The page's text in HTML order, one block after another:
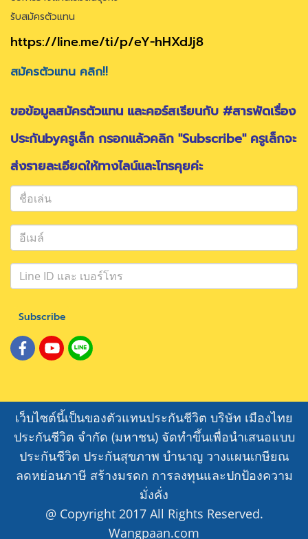
รับสมัครตัวแทน
https://line.me/ti/p/eY-hHXdJj8
สมัครตัวแทน คลิก!!
ขอข้อมูลสมัครตัวแทน และคอร์สเรียนกับ #สารพัดเรื่อง
ประกันbyครูเล็ก กรอกแล้วคลิก "Subscribe" ครูเล็กจะ
ส่งรายละเอียดให้ทางไลน์และโทรคุยค่ะ
Subscribe
เว็บไซต์นี้เป็นของตัวแทนประกันชีวิต บริษัท เมืองไทย
ประกันชีวิต จำกัด (มหาชน) จัดทำขึ้นเพื่อนำเสนอแบบ
ประกันชีวิต ประกันสุขภาพ บำนาญ วางแผนเกษียณ
ลดหย่อนภาษี สร้างมรดก การลงทุนและปกป้องความ
มั่งคั่ง
@ Copyright 2017 All Rights Reserved.
Wangpaan.com